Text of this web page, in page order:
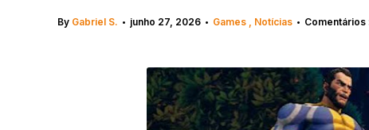
By Gabriel S. • junho 27, 2026 • Games Notícias • Comentários